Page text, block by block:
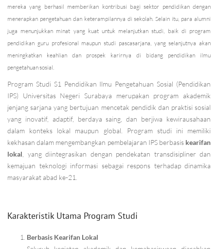
mereka yang berhasil memberikan kontribusi bagi sektor pendidikan dengan
menerapkan pengetahuan dan keterampilannya di sekolah. Selain itu, para alumni
juga menunjukkan minat yang kuat untuk melanjutkan studi, baik di program
pendidikan guru profesional maupun studi pascasarjana, yang selanjutnya akan
meningkatkan keahlian dan prospek karirnya di bidang pendidikan ilmu
pengetahuan sosial.
Program Studi S1 Pendidikan Ilmu Pengetahuan Sosial (Pendidikan
IPS) Universitas Negeri Surabaya merupakan program akademik
jenjang sarjana yang bertujuan mencetak pendidik dan praktisi sosial
yang inovatif, adaptif, berdaya saing, dan berjiwa kewirausahaan
dalam konteks lokal maupun global. Program studi ini memiliki
kekhasan dalam mengembangkan pembelajaran IPS berbasis kearifan
lokal , yang diintegrasikan dengan pendekatan transdisipliner dan
kemajuan teknologi informasi sebagai respons terhadap dinamika
masyarakat abad ke-21.
Karakteristik Utama Program Studi
Berbasis Kearifan Lokal